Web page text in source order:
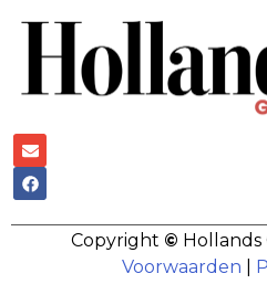
Copyright © Hollands
Voorwaarden